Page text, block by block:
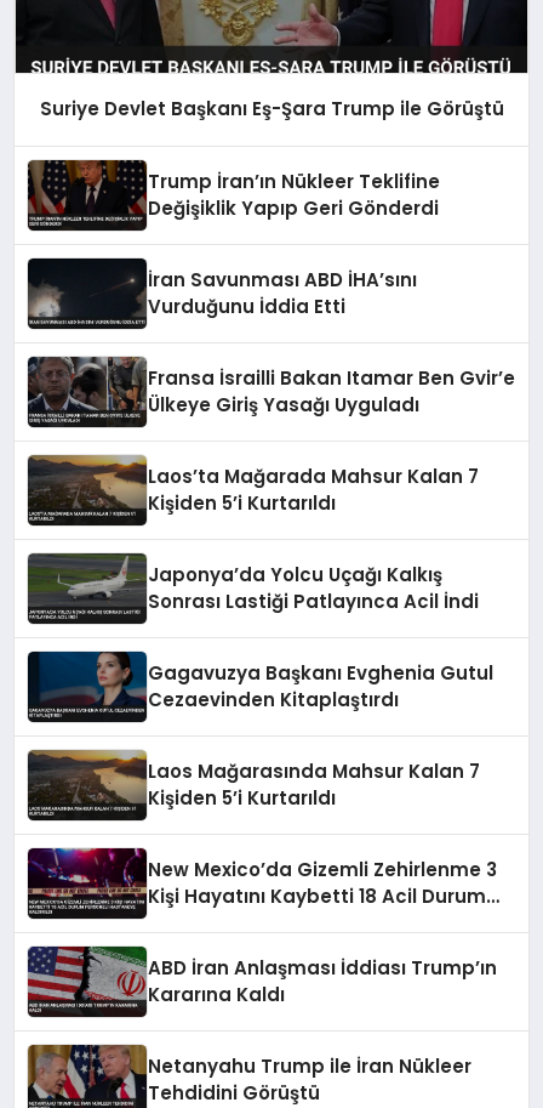
Suriye Devlet Başkanı Eş-Şara Trump ile Görüştü
Trump İran’ın Nükleer Teklifine
Değişiklik Yapıp Geri Gönderdi
İran Savunması ABD İHA’sını
Vurduğunu İddia Etti
Fransa İsrailli Bakan Itamar Ben Gvir’e
Ülkeye Giriş Yasağı Uyguladı
Laos’ta Mağarada Mahsur Kalan 7
Kişiden 5’i Kurtarıldı
Japonya’da Yolcu Uçağı Kalkış
Sonrası Lastiği Patlayınca Acil İndi
Gagavuzya Başkanı Evghenia Gutul
Cezaevinden Kitaplaştırdı
Laos Mağarasında Mahsur Kalan 7
Kişiden 5’i Kurtarıldı
New Mexico’da Gizemli Zehirlenme 3
Kişi Hayatını Kaybetti 18 Acil Durum
ABD İran Anlaşması İddiası Trump’ın
Kararına Kaldı
Netanyahu Trump ile İran Nükleer
Tehdidini Görüştü